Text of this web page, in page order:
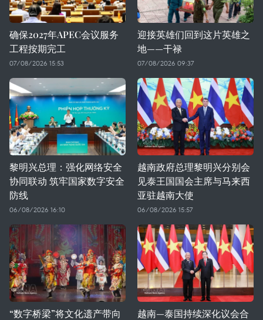
确保2027年APEC会议服务
工程按期完工
07/08/2026 15:53
迎接英雄们回到这片英雄之
地——干禄
07/08/2026 09:37
黎明兴总理：强化网络安全
协同联动 筑牢国家数字安全
防线
06/08/2026 16:10
越南政府总理黎明兴分别会
见泰王国国会主席与马来西
亚驻越南大使
06/08/2026 15:57
“数字桥梁”将文化遗产带向
越南—泰国持续深化议会合